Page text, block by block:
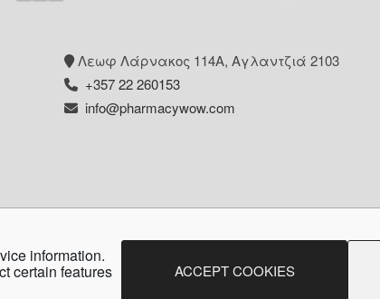
information.
certain features ACCEPT COOKIES
Λεωφ Λάρνακος 114Α, Αγλαντζιά 2103
+357 22 260153
info@pharmacywow.com
© 2026 - Pharmacy wow by Arietta Zanni